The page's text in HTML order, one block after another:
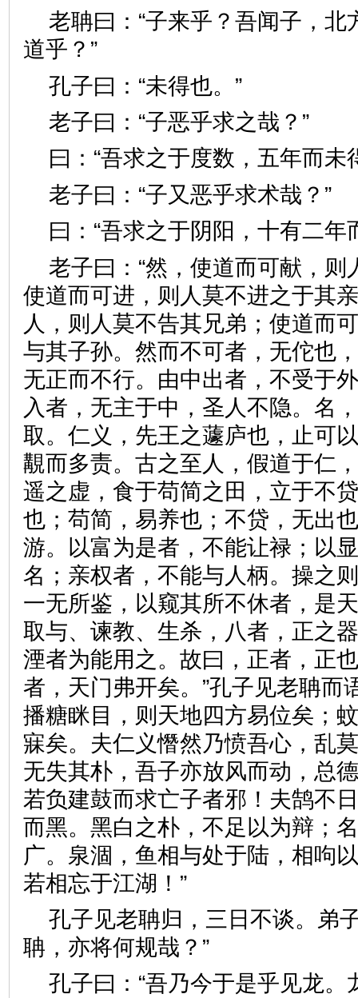
老聃曰：“子来乎？吾闻子，北
道乎？”
孔子曰：“未得也。”
老子曰：“子恶乎求之哉？
曰：“吾求之于度数，五年
老子曰：“子又恶乎求术哉
曰：“吾求之于阴阳，十有
老子曰：“然，使道而可献，则
使道而可进，则人莫不进之于其
人，则人莫不告其兄弟；使道而
与其子孙。然而不可者，无佗也
无正而不行。由中出者，不受于
入者，无主于中，圣人不隐。名
取。仁义，先王之蘧庐也，止可
覯而多责。古之至人，假道于仁
遥之虚，食于苟简之田，立于不
也；苟简，易养也；不贷，无出
游。以富为是者，不能让禄；以
名；亲权者，不能与人柄。操之
一无所鉴，以窥其所不休者，是
取与、谏教、生杀，八者，正之
湮者为能用之。故曰，正者，正
者，天门弗开矣。”孔子见老聃而
播糖眯目，则天地四方易位矣；
寐矣。夫仁义憯然乃愤吾心，乱
无失其朴，吾子亦放风而动，总
若负建鼓而求亡子者邪！夫鹄不
而黑。黑白之朴，不足以为辩；
广。泉涸，鱼相与处于陆，相呴
若相忘于江湖！”
孔子见老聃归，三日不谈。弟
聃，亦将何规哉？”
孔子曰：“吾乃今于是乎见龙。